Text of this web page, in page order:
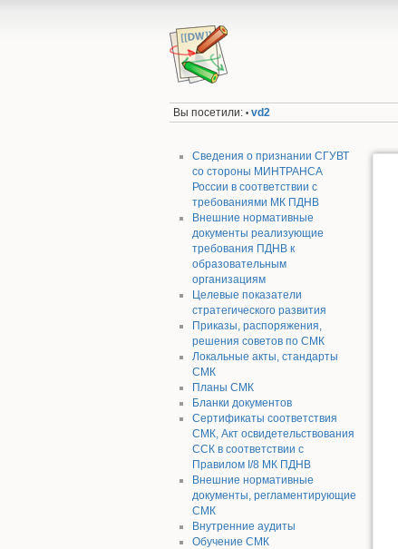
Вы посетили: • vd2
Сведения о признании СГУВТ
со стороны МИНТРАНСА
России в соответствии с
требованиями МК ПДНВ
Внешние нормативные
документы реализующие
требования ПДНВ к
образовательным
организациям
Целевые показатели
стратегического развития
Приказы, распоряжения,
решения советов по СМК
Локальные акты, стандарты
СМК
Планы СМК
Бланки документов
Сертификаты соответствия
СМК, Акт освидетельствования
ССК в соответствии с
Правилом I/8 МК ПДНВ
Внешние нормативные
документы, регламентирующие
СМК
Внутренние аудиты
Обучение СМК